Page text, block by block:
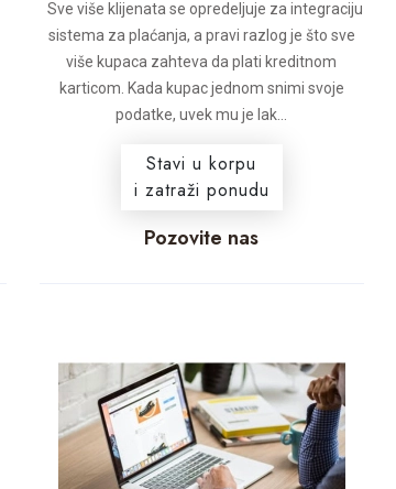
Sve više klijenata se opredeljuje za integraciju
sistema za plaćanja, a pravi razlog je što sve
više kupaca zahteva da plati kreditnom
karticom. Kada kupac jednom snimi svoje
podatke, uvek mu je lak...
Stavi u korpu
i zatraži ponudu
Pozovite nas